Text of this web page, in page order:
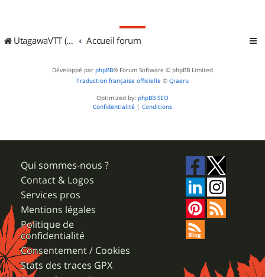
UtagawaVTT (Randos VTT et VTTAE avec traces GPS) Accueil forum
Développé par phpBB® Forum Software © phpBB Limited
Traduction française officielle © Qiaeru
Optimized by: phpBB SEO
Confidentialité | Conditions
Qui sommes-nous ?
Contact & Logos
Services pros
Mentions légales
Politique de
confidentialité
Consentement / Cookies
Stats des traces GPX